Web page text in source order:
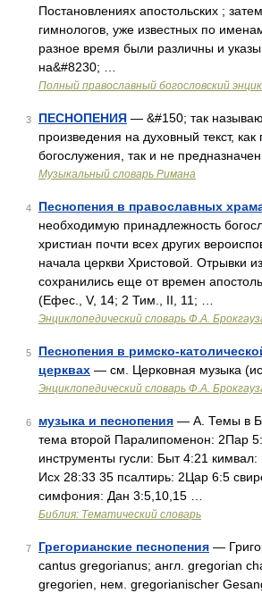
Постановлениях апостольских ;
гимнологов, уже известных по
разное время были различны и
на&#8230; …
Полный православный богословский
3 ПЕСНОПЕНИЯ — &#150; так
произведения на духовный текст,
богослужения, так и не
Музыкальный словарь Римана
4 Песнопения в православных
необходимую принадлежность
христиан почти всех других
начала церкви Христовой. Отрывки
сохранились еще от времен
(Ефес., V, 14; 2 Тим., II, 11; …
Энциклопедический словарь Ф.А.
5
Песнопения в римско-
церквах — см. Церковная музыка
Энциклопедический словарь Ф.А.
6 музыка и песнопения — А. Темы в
тема второй Паралипоменон: 2Пар
инструменты гусли: Быт 4:21
Исх 28:33 35 псалтирь: 2Цар 6:5
симфония: Дан 3:5,10,15 …
Библия: Тематический словарь
7 Грегорианские песнопения —
cantus gregorianus; англ. gregorian
gregorien, нем. gregorianischer